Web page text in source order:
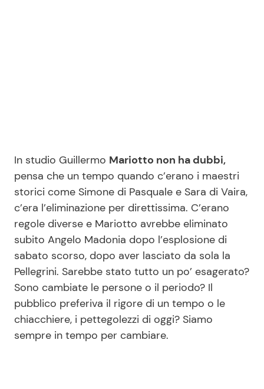
In studio Guillermo Mariotto non ha dubbi,
pensa che un tempo quando c’erano i maestri
storici come Simone di Pasquale e Sara di Vaira,
c’era l’eliminazione per direttissima. C’erano
regole diverse e Mariotto avrebbe eliminato
subito Angelo Madonia dopo l’esplosione di
sabato scorso, dopo aver lasciato da sola la
Pellegrini. Sarebbe stato tutto un po’ esagerato?
Sono cambiate le persone o il periodo? Il
pubblico preferiva il rigore di un tempo o le
chiacchiere, i pettegolezzi di oggi? Siamo
sempre in tempo per cambiare.